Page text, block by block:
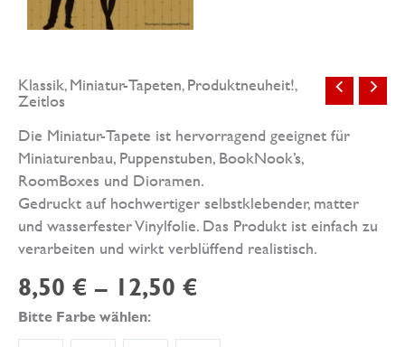
Klassik, Miniatur-Tapeten, Produktneuheit!,
Zeitlos
Die Miniatur-Tapete ist hervorragend geeignet für
Miniaturenbau, Puppenstuben, BookNook’s,
RoomBoxes und Dioramen.
Gedruckt auf hochwertiger selbstklebender, matter
und wasserfester Vinylfolie. Das Produkt ist einfach zu
verarbeiten und wirkt verblüffend realistisch.
8,50 € – 12,50 €
Bitte Farbe wählen: